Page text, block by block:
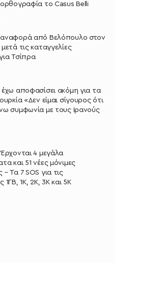
το Casus Belli
αναφορά από Βελόπουλο στον
τις καταγγελίες
Τσίπρα
αποφασίσει ακόμη για τα
«Δεν είμαι σίγουρος ότι
συμφωνία με τους Ιρανούς
4 μεγάλα
και 51 νέες μόνιμες
Τα 7 SOS για τις
1ΓΒ, 1Κ, 2Κ, 3Κ και 5Κ